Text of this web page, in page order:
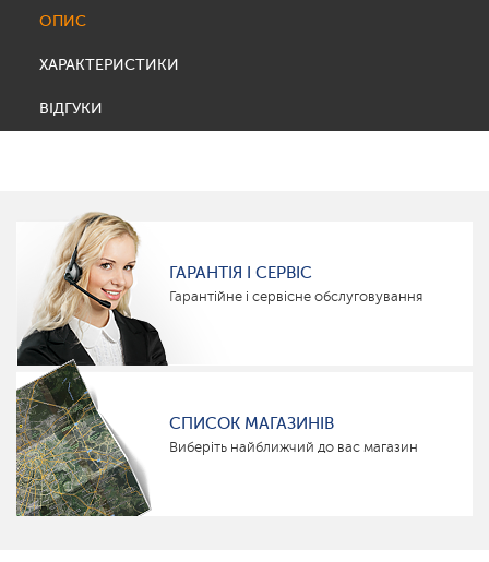
ОПИС
ХАРАКТЕРИСТИКИ
ВІДГУКИ
ГАРАНТІЯ І СЕРВІС
Гарантійне і сервісне обслуговування
СПИСОК МАГАЗИНІВ
Виберіть найближчий до вас магазин